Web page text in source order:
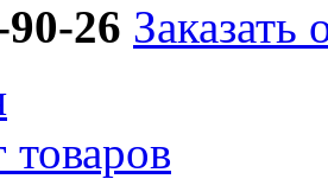
26 Заказать
товаров